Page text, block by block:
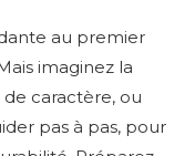
au premier
imaginez la
caractère, ou
pas à pas, pour